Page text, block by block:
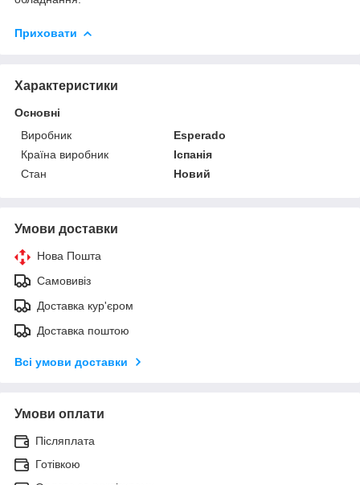
Приховати
Характеристики
Основні
Виробник
Esperado
Країна виробник
Іспанія
Стан
Новий
Умови доставки
Нова Пошта
Самовивіз
Доставка кур'єром
Доставка поштою
Всі умови доставки
Умови оплати
Післяплата
Готівкою